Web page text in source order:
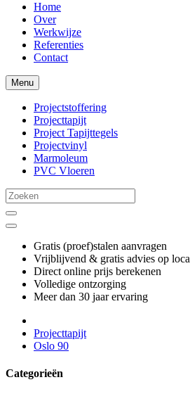
Home
Over
Werkwijze
Referenties
Contact
Menu
Projectstoffering
Projecttapijt
Project Tapijttegels
Projectvinyl
Marmoleum
PVC Vloeren
Gratis (proef)stalen aanvragen
Vrijblijvend & gratis advies op
Direct online prijs berekenen
Volledige ontzorging
Meer dan 30 jaar ervaring
Projecttapijt
Oslo 90
Categorieën